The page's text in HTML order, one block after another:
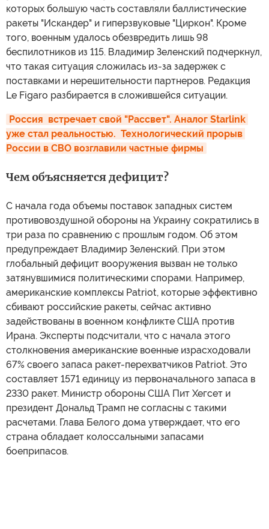
которых большую часть составляли баллистические
ракеты "Искандер" и гиперзвуковые "Циркон". Кроме
того, военным удалось обезвредить лишь 98
беспилотников из 115. Владимир Зеленский подчеркнул,
что такая ситуация сложилась из-за задержек с
поставками и нерешительности партнеров. Редакция
Le Figaro разбирается в сложившейся ситуации.
Россия  встречает свой "Рассвет". Аналог Starlink
уже стал реальностью.  Технологический прорыв
России в СВО возглавили частные фирмы
Чем объясняется дефицит?
С начала года объемы поставок западных систем
противовоздушной обороны на Украину сократились в
три раза по сравнению с прошлым годом. Об этом
предупреждает Владимир Зеленский. При этом
глобальный дефицит вооружения вызван не только
затянувшимися политическими спорами. Например,
американские комплексы Patriot, которые эффективно
сбивают российские ракеты, сейчас активно
задействованы в военном конфликте США против
Ирана. Эксперты подсчитали, что с начала этого
столкновения американские военные израсходовали
67% своего запаса ракет-перехватчиков Patriot. Это
составляет 1571 единицу из первоначального запаса в
2330 ракет. Министр обороны США Пит Хегсет и
президент Дональд Трамп не согласны с такими
расчетами. Глава Белого дома утверждает, что его
страна обладает колоссальными запасами
боеприпасов.